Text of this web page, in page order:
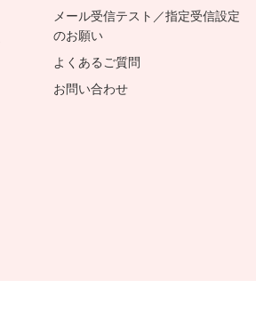
メール受信テスト／指定受信設定
のお願い
よくあるご質問
お問い合わせ